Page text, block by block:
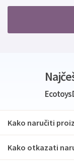
Ecotoys
Kako naručiti
Kako otkazati